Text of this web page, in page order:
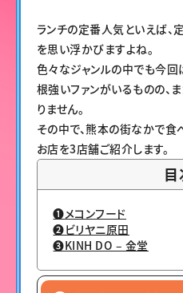
ランチの定番人気といえば、
を思い浮かびますよね。
色々なジャンルの中でも今回
根強いファンがいるものの、
りません。
その中で、熊本の街なかで食
お店を3店舗ご紹介します。
❶メコンフード
❷ビリヤニ原田
❸KINH DO – 金堂